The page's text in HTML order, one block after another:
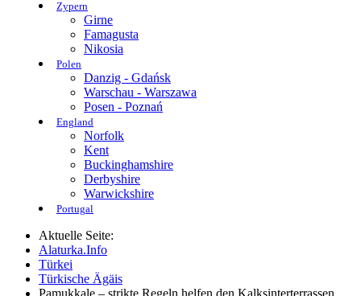
Zypern
Girne
Famagusta
Nikosia
Polen
Danzig - Gdańsk
Warschau - Warszawa
Posen - Poznań
England
Norfolk
Kent
Buckinghamshire
Derbyshire
Warwickshire
Portugal
Aktuelle Seite:
Alaturka.Info
Türkei
Türkische Ägäis
Pamukkale – strikte Regeln helfen den Kalksinterterrassen